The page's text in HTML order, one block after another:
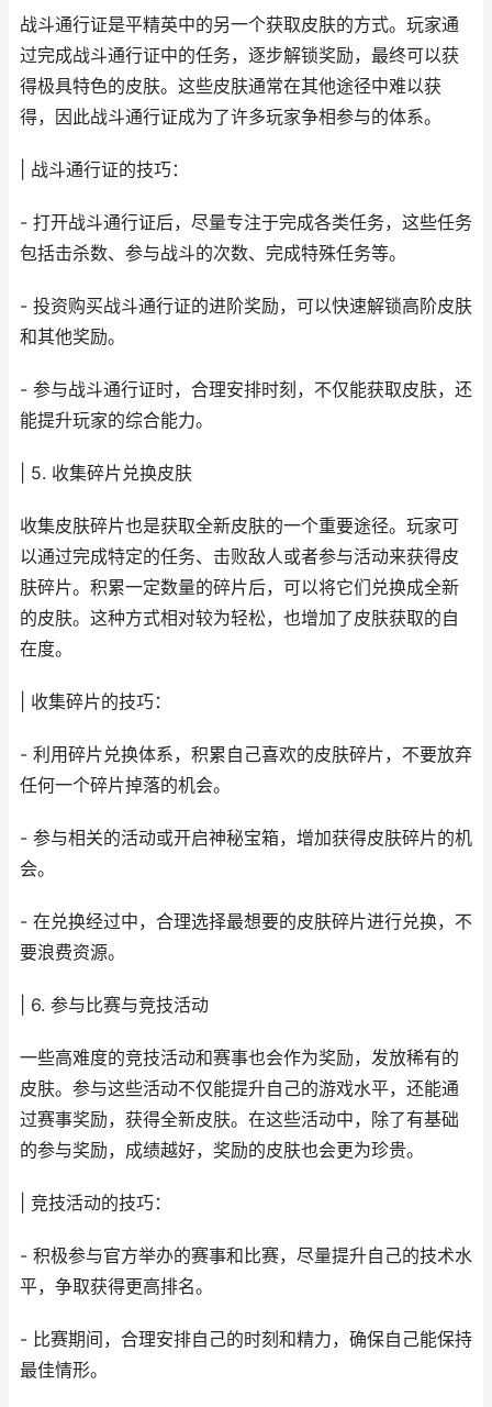
战斗通行证是平精英中的另一个获取皮肤的方式。玩家通
过完成战斗通行证中的任务，逐步解锁奖励，最终可以获
得极具特色的皮肤。这些皮肤通常在其他途径中难以获
得，因此战斗通行证成为了许多玩家争相参与的体系。
| 战斗通行证的技巧：
- 打开战斗通行证后，尽量专注于完成各类任务，这些任务
包括击杀数、参与战斗的次数、完成特殊任务等。
- 投资购买战斗通行证的进阶奖励，可以快速解锁高阶皮肤
和其他奖励。
- 参与战斗通行证时，合理安排时刻，不仅能获取皮肤，还
能提升玩家的综合能力。
| 5. 收集碎片兑换皮肤
收集皮肤碎片也是获取全新皮肤的一个重要途径。玩家可
以通过完成特定的任务、击败敌人或者参与活动来获得皮
肤碎片。积累一定数量的碎片后，可以将它们兑换成全新
的皮肤。这种方式相对较为轻松，也增加了皮肤获取的自
在度。
| 收集碎片的技巧：
- 利用碎片兑换体系，积累自己喜欢的皮肤碎片，不要放弃
任何一个碎片掉落的机会。
- 参与相关的活动或开启神秘宝箱，增加获得皮肤碎片的机
会。
- 在兑换经过中，合理选择最想要的皮肤碎片进行兑换，不
要浪费资源。
| 6. 参与比赛与竞技活动
一些高难度的竞技活动和赛事也会作为奖励，发放稀有的
皮肤。参与这些活动不仅能提升自己的游戏水平，还能通
过赛事奖励，获得全新皮肤。在这些活动中，除了有基础
的参与奖励，成绩越好，奖励的皮肤也会更为珍贵。
| 竞技活动的技巧：
- 积极参与官方举办的赛事和比赛，尽量提升自己的技术水
平，争取获得更高排名。
- 比赛期间，合理安排自己的时刻和精力，确保自己能保持
最佳情形。